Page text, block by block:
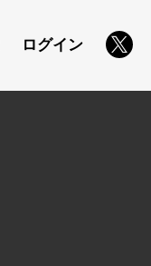
ログイン